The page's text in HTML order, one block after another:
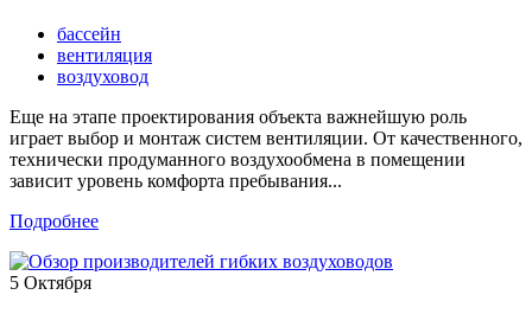
бассейн
вентиляция
воздуховод
Еще на этапе проектирования объекта важнейшую роль
играет выбор и монтаж систем вентиляции. От качественного,
технически продуманного воздухообмена в помещении
зависит уровень комфорта пребывания...
Подробнее
5 Октября